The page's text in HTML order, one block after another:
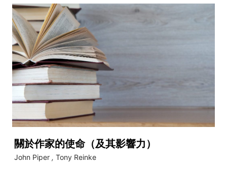
關於作家的使命（及其影響力）
John Piper , Tony Reinke